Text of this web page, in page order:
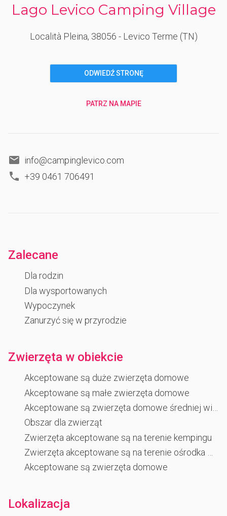
Lago Levico Camping Village
Località Pleina, 38056 - Levico Terme (TN)
ODWIEDŹ STRONĘ
PATRZ NA MAPIE
info@campinglevico.com
+39 0461 706491
Zalecane
Dla rodzin
Dla wysportowanych
Wypoczynek
Zanurzyć się w przyrodzie
Zwierzęta w obiekcie
Akceptowane są duże zwierzęta domowe
Akceptowane są małe zwierzęta domowe
Obszar dla zwierząt
Zwierzęta akceptowane są na terenie kempingu
Akceptowane są zwierzęta domowe
Lokalizacja